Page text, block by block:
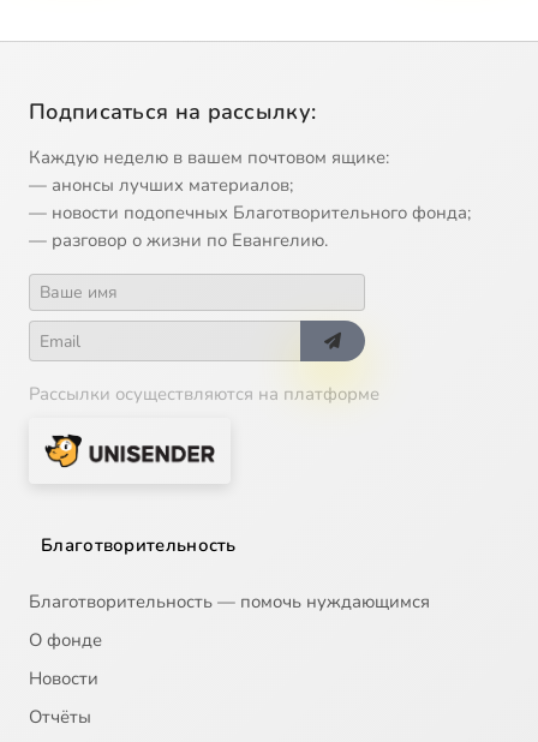
Подписаться на рассылку:
Каждую неделю в вашем почтовом ящике:
— анонсы лучших материалов;
— новости подопечных Благотворительного фонда;
— разговор о жизни по Евангелию.
Рассылки осуществляются на платформе
Благотворительность
Благотворительность — помочь нуждающимся
О фонде
Новости
Отчёты